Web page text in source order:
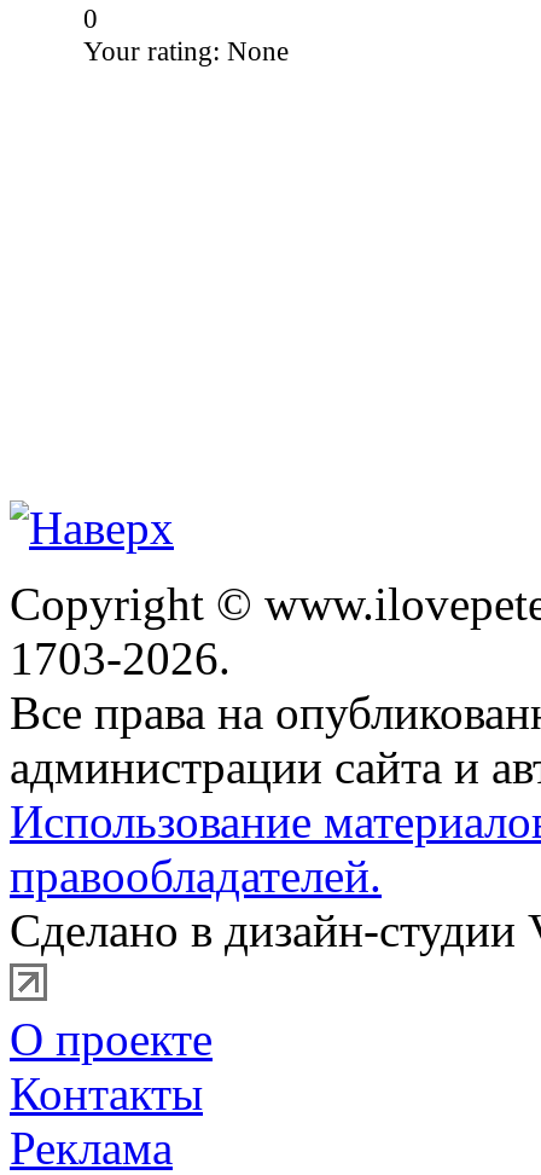
0
Your rating: None
Copyright ©
1703-2026.
Все права на
администрации сайта и
Использование
правообладателей.
Сделано в дизайн-студии
О проекте
Контакты
Реклама